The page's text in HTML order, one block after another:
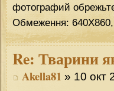
фотографий
Обмеження:
Re: Тварини
Akella81 » 10 окт